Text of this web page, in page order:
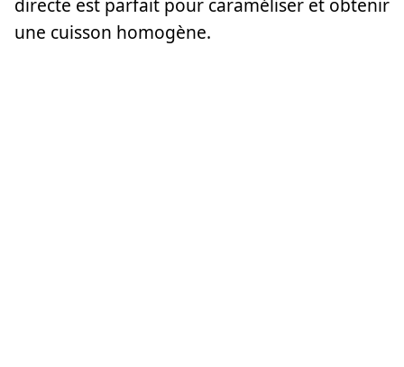
directe est parfait pour caraméliser et obtenir
une cuisson homogène.